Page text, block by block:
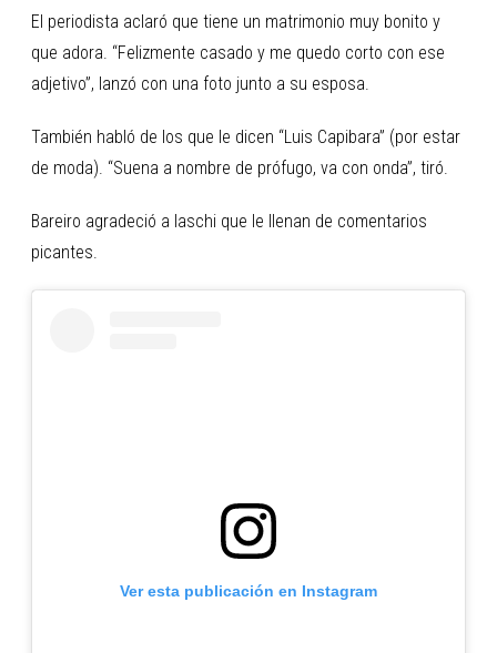
El periodista aclaró que tiene un matrimonio muy bonito y
que adora. “Felizmente casado y me quedo corto con ese
adjetivo”, lanzó con una foto junto a su esposa.
También habló de los que le dicen “Luis Capibara” (por estar
de moda). “Suena a nombre de prófugo, va con onda”, tiró.
Bareiro agradeció a laschi que le llenan de comentarios
picantes.
Ver esta publicación en Instagram